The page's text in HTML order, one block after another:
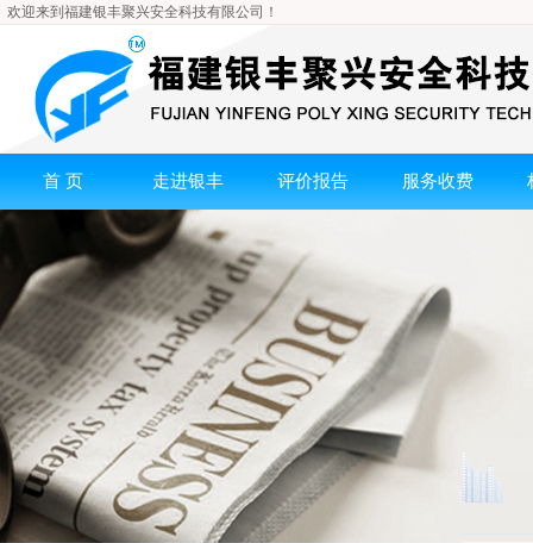
欢迎来到福建银丰聚兴安全科技有限公司！
首 页 走进银丰 评价报告 服务收费